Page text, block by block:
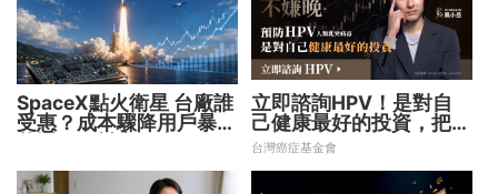
SpaceX點火衛星 台廠誰
受惠？成本驟降用戶暴增
立即諮詢HPV！是對自
己健康最好的投資，把握
現在不嫌晚！
台灣癌症基金會